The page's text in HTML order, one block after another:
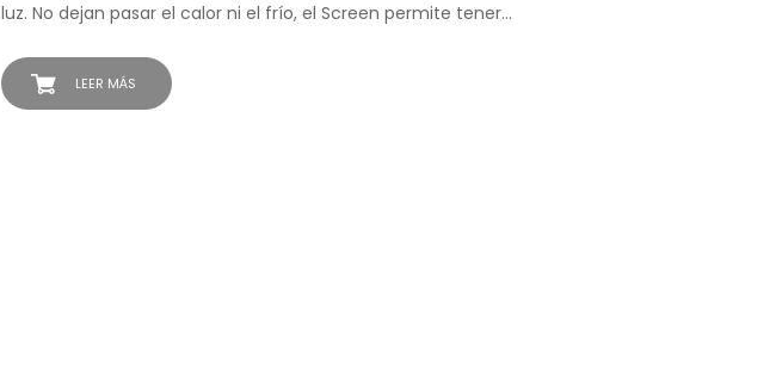
LEER MÁS
luz. No dejan pasar el calor ni el frío, el Screen permite tener…